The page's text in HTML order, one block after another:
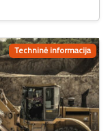
Techninė informacija